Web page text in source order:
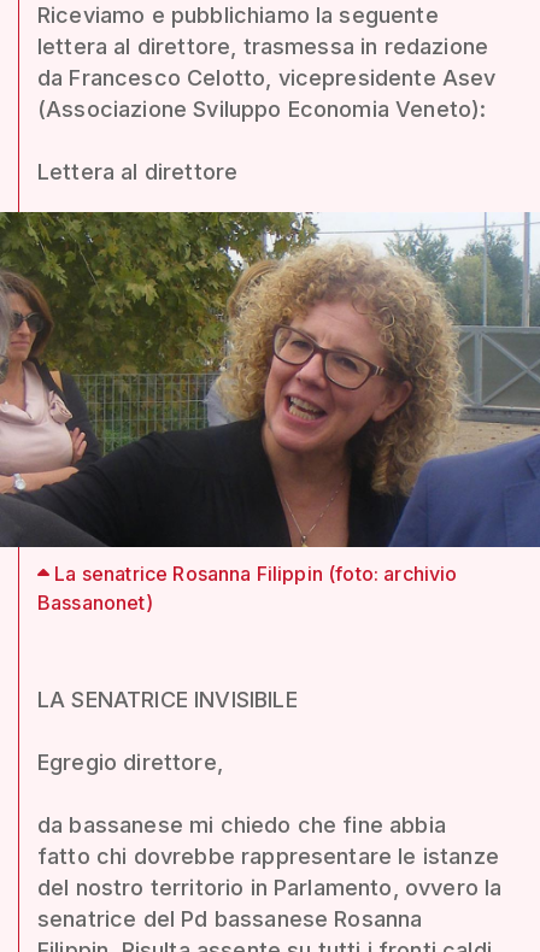
Riceviamo e pubblichiamo la seguente
lettera al direttore, trasmessa in redazione
da Francesco Celotto, vicepresidente Asev
(Associazione Sviluppo Economia Veneto):
Lettera al direttore
La senatrice Rosanna Filippin (foto: archivio
Bassanonet)
LA SENATRICE INVISIBILE
Egregio direttore,
da bassanese mi chiedo che fine abbia
fatto chi dovrebbe rappresentare le istanze
del nostro territorio in Parlamento, ovvero la
senatrice del Pd bassanese Rosanna